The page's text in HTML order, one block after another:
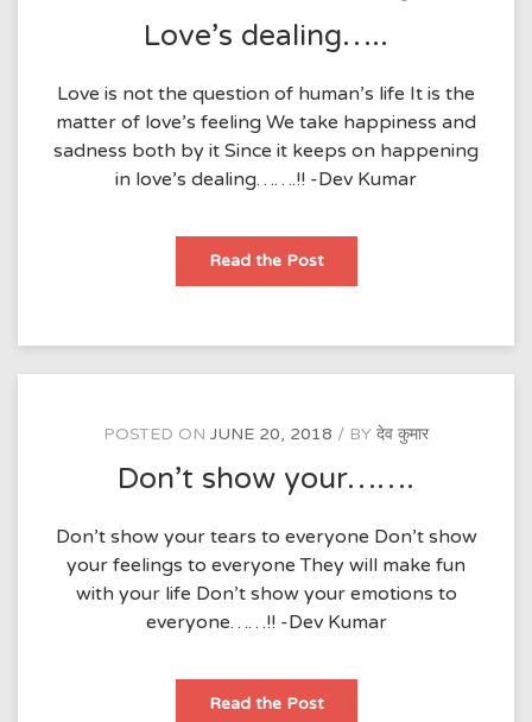
Love’s dealing…..
Love is not the question of human’s life It is the
matter of love’s feeling We take happiness and
sadness both by it Since it keeps on happening
in love’s dealing…….!! -Dev Kumar
Read the PostLove’s
POSTED ON JUNE 20, 2018 BY देव कुमार
Don’t show your…….
Don’t show your tears to everyone Don’t show
your feelings to everyone They will make fun
with your life Don’t show your emotions to
everyone……!! -Dev Kumar
Read the PostDon’t